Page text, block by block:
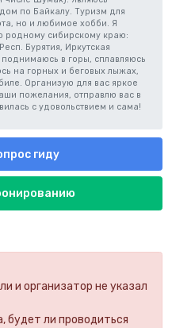
и организатор не указал
будет ли проводиться
по Байкалу. Туризм для
но и любимое хобби. Я
родному сибирскому краю:
Бурятия, Иркутская
в горы, сплавляюсь
на горных и беговых лыжах,
Организую для вас яркое
пожелания, отправлю вас в
с удовольствием и сама!
гиду